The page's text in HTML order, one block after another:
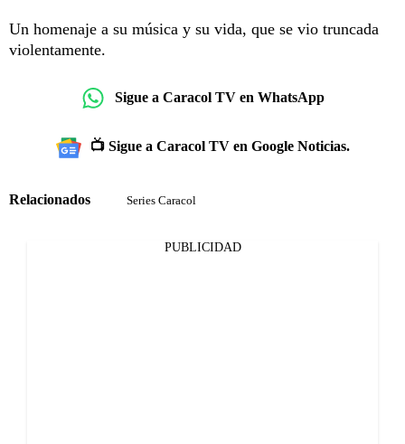
Un homenaje a su música y su vida, que se vio truncada
violentamente.
Sigue a Caracol TV en WhatsApp
📺 Sigue a Caracol TV en Google Noticias.
Relacionados Series Caracol
PUBLICIDAD